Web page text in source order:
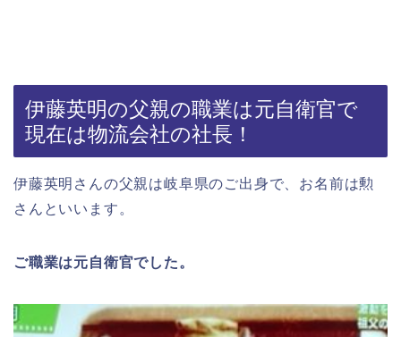
伊藤英明の父親の職業は元自衛官で
現在は物流会社の社長！
伊藤英明さんの父親は岐阜県のご出身で、お名前は勲
さんといいます。
ご職業は元自衛官でした。